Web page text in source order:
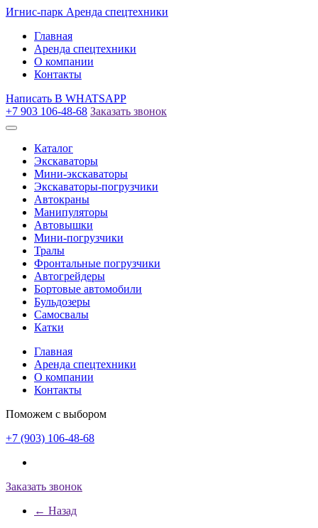
Игнис-парк Аренда спецтехники
Главная
Аренда спецтехники
О компании
Контакты
Написать В WHATSAPP
+7 903 106-48-68 Заказать звонок
Каталог
Экскаваторы
Мини-экскаваторы
Экскаваторы-погрузчики
Автокраны
Манипуляторы
Автовышки
Мини-погрузчики
Тралы
Фронтальные погрузчики
Автогрейдеры
Бортовые автомобили
Бульдозеры
Самосвалы
Катки
Главная
Аренда спецтехники
О компании
Контакты
Поможем с выбором
+7 (903) 106-48-68
Заказать звонок
← Назад